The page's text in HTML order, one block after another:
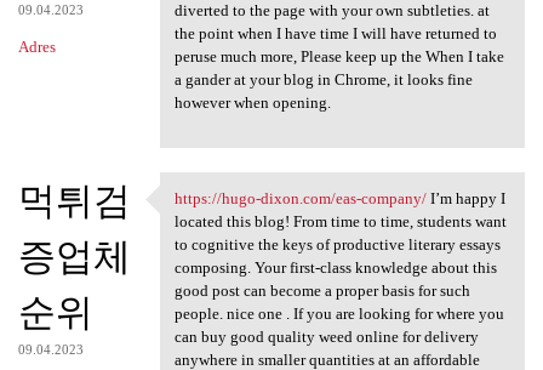
09.04.2023
Adres
diverted to the page with your own subtleties. at
the point when I have time I will have returned to
peruse much more, Please keep up the When I take
a gander at your blog in Chrome, it looks fine
however when opening.
먹튀검
증업체
순위
09.04.2023
https://hugo-dixon.com/eas
https://hugo-dixon.com/eas-company/I’m happy I
located this blog! From time to time, students want
to cognitive the keys of productive literary essays
composing. Your first-class knowledge about this
good post can become a proper basis for such
people. nice one . If you are looking for where you
can buy good quality weed online for delivery
anywhere in smaller quantities at an affordable